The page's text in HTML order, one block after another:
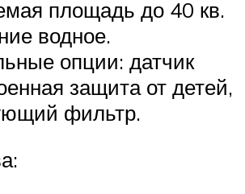
площадь до 40 кв.
водное.
опции: датчик
защита от детей,
фильтр.